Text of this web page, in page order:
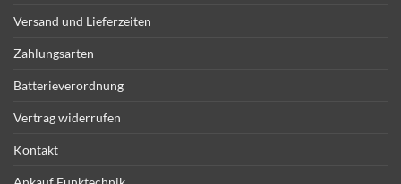
Versand und Lieferzeiten
Zahlungsarten
Batterieverordnung
Vertrag widerrufen
Kontakt